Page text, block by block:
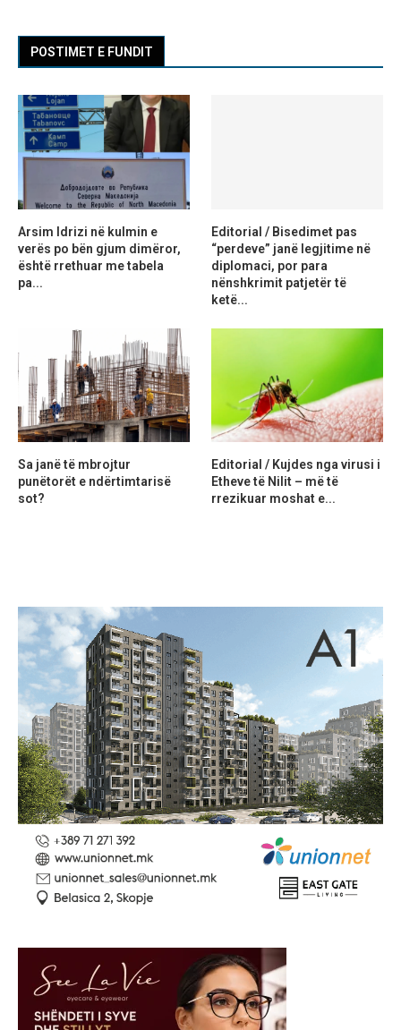
POSTIMET E FUNDIT
Arsim Idrizi në kulmin e
verës po bën gjum dimëror,
është rrethuar me tabela
pa...
Editorial / Bisedimet pas
“perdeve” janë legjitime në
diplomaci, por para
nënshkrimit patjetër të
ketë...
Sa janë të mbrojtur
punëtorët e ndërtimtarisë
sot?
Editorial / Kujdes nga virusi i
Etheve të Nilit – më të
rrezikuar moshat e...